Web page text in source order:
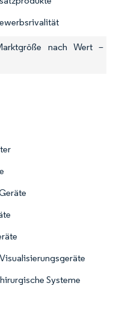
nach Wert –
Systeme